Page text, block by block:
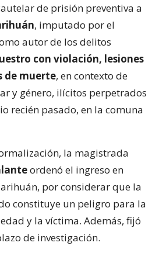
de prisión preventiva a
, imputado por el
autor de los delitos
con violación, lesiones
de muerte, en contexto de
y género, ilícitos perpetrados
recién pasado, en la comuna
la magistrada
ordenó el ingreso en
por considerar que la
constituye un peligro para la
y la víctima. Además, fijó
de investigación.